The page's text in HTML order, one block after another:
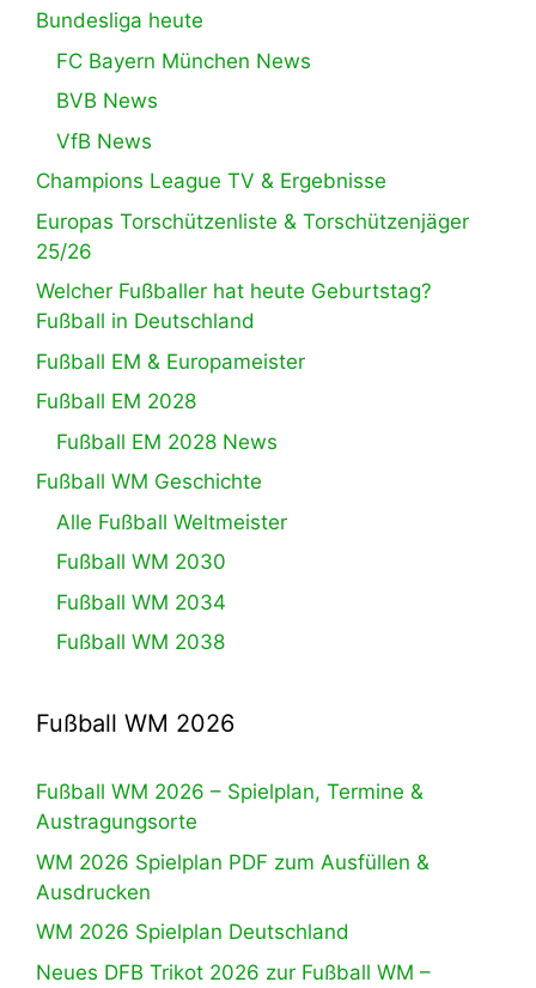
Bundesliga heute
FC Bayern München News
BVB News
VfB News
Champions League TV & Ergebnisse
Europas Torschützenliste & Torschützenjäger
25/26
Welcher Fußballer hat heute Geburtstag?
Fußball in Deutschland
Fußball EM & Europameister
Fußball EM 2028
Fußball EM 2028 News
Fußball WM Geschichte
Alle Fußball Weltmeister
Fußball WM 2030
Fußball WM 2034
Fußball WM 2038
Fußball WM 2026
Fußball WM 2026 – Spielplan, Termine &
Austragungsorte
WM 2026 Spielplan PDF zum Ausfüllen &
Ausdrucken
WM 2026 Spielplan Deutschland
Neues DFB Trikot 2026 zur Fußball WM –